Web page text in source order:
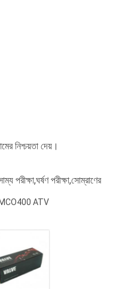
নিশ্চয়তা দেয়।
পরীক্ষা,ঘর্ষণ পরীক্ষা,সোম্রাণের